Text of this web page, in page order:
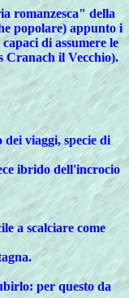
romanzesca" della
popolare) appunto i
di assumere le
Cranach il Vecchio).
viaggi, specie di
ibrido dell'incrocio
a scalciare come
per questo da